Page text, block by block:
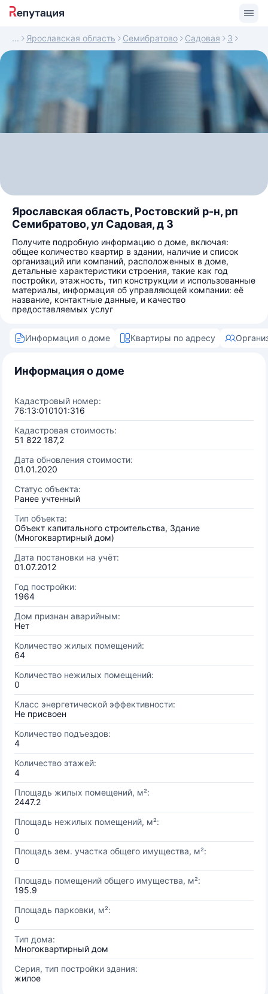
Ярославская область Семибратово Садовая 3
Ярославская область, Ростовский р-н, рп
Семибратово, ул Садовая, д 3
Получите подробную информацию о доме, включая:
общее количество квартир в здании, наличие и список
организаций или компаний, расположенных в доме,
детальные характеристики строения, такие как год
постройки, этажность, тип конструкции и использованные
материалы, информация об управляющей компании: её
название, контактные данные, и качество
предоставляемых услуг
Информация о доме Квартиры по адресу
Информация о доме
Кадастровый номер:
76:13:010101:316
Кадастровая стоимость:
51 822 187,2
Дата обновления стоимости:
01.01.2020
Статус объекта:
Ранее учтенный
Тип объекта:
Объект капитального строительства, Здание
(Многоквартирный дом)
Дата постановки на учёт:
01.07.2012
Год постройки:
1964
Дом признан аварийным:
Нет
Количество жилых помещений:
64
Количество нежилых помещений:
0
Класс энергетической эффективности:
Не присвоен
Количество подъездов:
4
Количество этажей:
4
Площадь жилых помещений, м²:
2447.2
Площадь нежилых помещений, м²:
0
Площадь зем. участка общего имущества, м²:
0
Площадь помещений общего имущества, м²:
195.9
Площадь парковки, м²:
0
Тип дома:
Многоквартирный дом
Серия, тип постройки здания:
жилое